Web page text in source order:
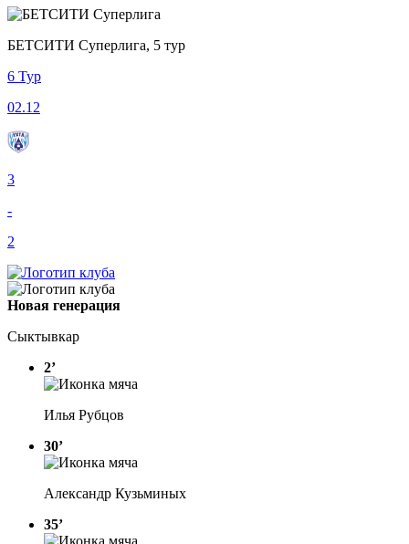
БЕТСИТИ Суперлига, 5 тур
6 Тур
02.12
3
-
2
Новая генерация
Сыктывкар
2’
Илья Рубцов
30’
Александр Кузьминых
35’